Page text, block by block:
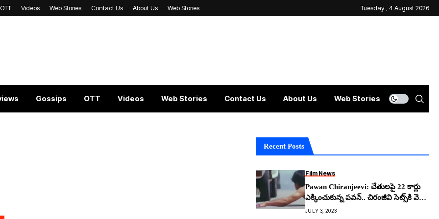
OTT Videos Web Stories Contact Us About Us Web Stories Tuesday , 4 August 2026
Gossips OTT Videos Web Stories Contact Us About Us Web Stories
Recent Posts
Film News
Pawan Chiranjeevi: చేతులపై 22 కార్లు
ఎక్కించుకున్న ప‌వ‌న్.. చిరంజీవి సెట్స్‌కి వెళ్లి
అంద‌ర్నీ..
JULY 3, 2023